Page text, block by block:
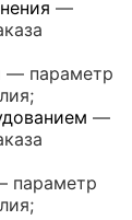
—
— параметр
—
параметр